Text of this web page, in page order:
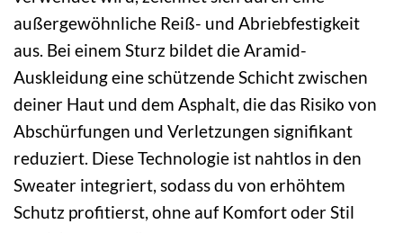
außergewöhnliche Reiß- und Abriebfestigkeit
aus. Bei einem Sturz bildet die Aramid-
Auskleidung eine schützende Schicht zwischen
deiner Haut und dem Asphalt, die das Risiko von
Abschürfungen und Verletzungen signifikant
reduziert. Diese Technologie ist nahtlos in den
Sweater integriert, sodass du von erhöhtem
Schutz profitierst, ohne auf Komfort oder Stil